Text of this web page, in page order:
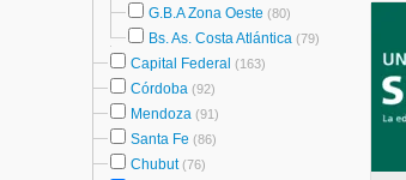
G.B.A Zona Oeste (80)
Bs. As. Costa Atlántica (79)
Capital Federal (163)
Córdoba (92)
Mendoza (91)
Santa Fe (86)
Chubut(76)